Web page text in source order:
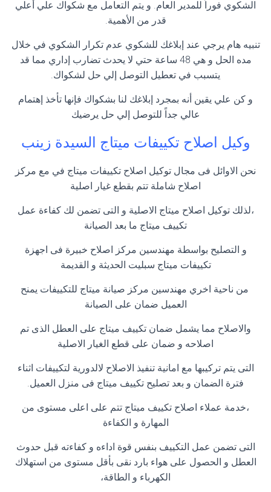
الشكوي فوراً للمدير العام. و يتم التعامل مع شكواك علي أعلي
قدر من الأهمية.
تنبيه هام يرجي عند إبلاغك للشكوي عدم تكرار الشكوي في خلال
مده الحل و هي 48 ساعة حتي لا يحدث تضارب إداري مما قد
يتسبب في تعطيل التوصل إلي حل لشكواك.
و كن علي يقين أنه بمجرد إبلاغك لنا بشكواك فإنها تأخذ إهتمام
عالي جداً للتوصل إلي حل يرضيك
وكيل اصلاح تكييفات ميتاج السيدة زينب
نحن الاوائل فى مجال توكيل اصلاح تكييفات ميتاج في مع مركز
اصلاح شاملة تتم بقطع غيار اصلية
،لذلك توكيل اصلاح ميتاج الاصلية و التى تضمن لك كفاءة عمل
تكييف ميتاج ما بعد الصيانة
و التصليح بواسطة مهندسين مركز اصلاح خبيرة فى اجهزة
تكييفات ميتاج سبليت الحديثة و القديمة
من ناحية اخري مهندسين مركز صيانة ميتاج للتكييفات يمنح
العميل ضمان على الصيانة
والاصلاح مما يشمل ضمان تكييف ميتاج على العطل الذى تم
اصلاحه و ضمان على قطع الغيار الاصلية
التى يتم تركيبها مع امانية تنفيذ الاصلاح لالدورية لتكييفات اثناء
فترة الضمان و بعد تصليح تكييف ميتاج فى منزل العميل.
،خدمة عملاء اصلاح تكييف ميتاج تتم على اعلى مستوى من
المهارة و الكفاءة
التى تضمن عمل التكييف بنفس قوة اداءه و كفاءته قبل حدوث
العطل و الحصول على هواء بارد نقى بأقل مستوى من استهلاك
الكهرباء و الطاقة،